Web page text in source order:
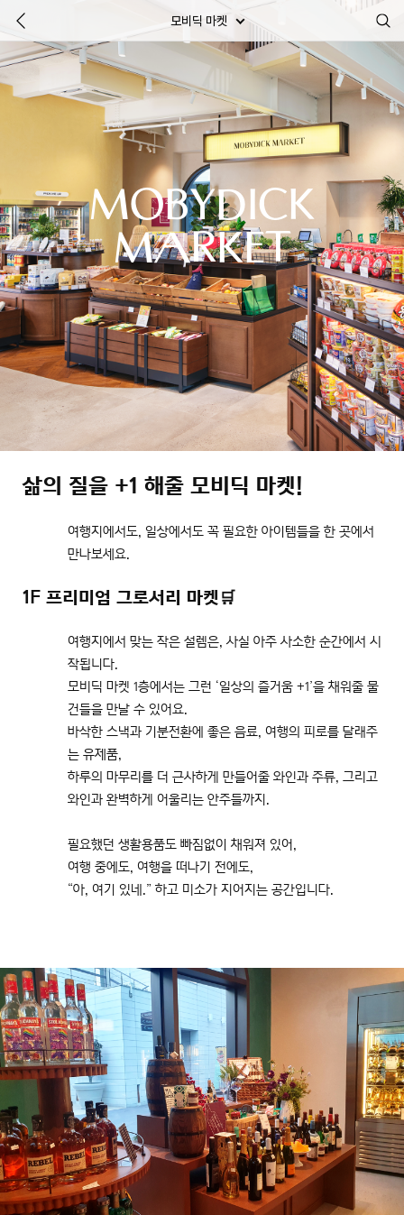
모비딕 마켓
MOBYDICK
MARKET
삶의 질을 +1 해줄 모비딕 마켓!
여행지에서도, 일상에서도 꼭 필요한 아이템들을 한 곳에서
만나보세요.
1F 프리미엄 그로서리 마켓🛒
여행지에서 맞는 작은 설렘은, 사실 아주 사소한 순간에서 시
작됩니다.
모비딕 마켓 1층에서는 그런 ‘일상의 즐거움 +1’을 채워줄 물
건들을 만날 수 있어요.
바삭한 스낵과 기분전환에 좋은 음료, 여행의 피로를 달래주
는 유제품,
하루의 마무리를 더 근사하게 만들어줄 와인과 주류, 그리고
와인과 완벽하게 어울리는 안주들까지.
필요했던 생활용품도 빠짐없이 채워져 있어,
여행 중에도, 여행을 떠나기 전에도,
“아, 여기 있네.” 하고 미소가 지어지는 공간입니다.